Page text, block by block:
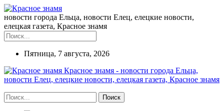
новости города Ельца, новости Елец, елецкие новости,
елецкая газета, Красное знамя
Пятница, 7 августа, 2026
Красное знамя - новости города Ельца,
новости Елец, елецкие новости, елецкая газета, Красное знамя